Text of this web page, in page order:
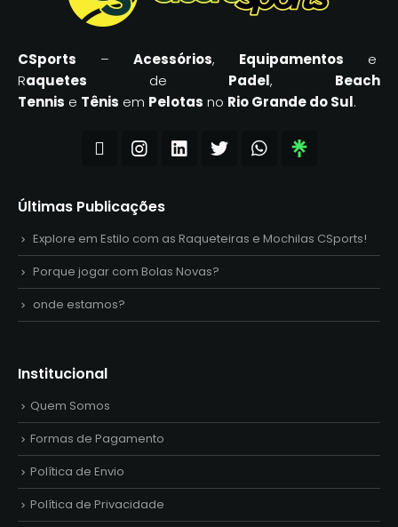
CSports – Acessórios, Equipamentos e
Raquetes de Padel, Beach
Tennis e Tênis em Pelotas no Rio Grande do Sul.
Últimas Publicações
Explore em Estilo com as Raqueteiras e Mochilas CSports!
Porque jogar com Bolas Novas?
onde estamos?
Institucional
Quem Somos
Formas de Pagamento
Política de Envio
Política de Privacidade